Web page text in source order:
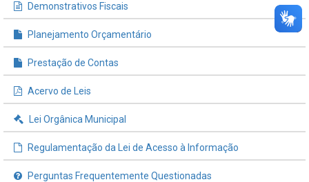
Demonstrativos Fiscais
Planejamento Orçamentário
Prestação de Contas
Acervo de Leis
Lei Orgânica Municipal
Regulamentação da Lei de Acesso à Informação
Perguntas Frequentemente Questionadas